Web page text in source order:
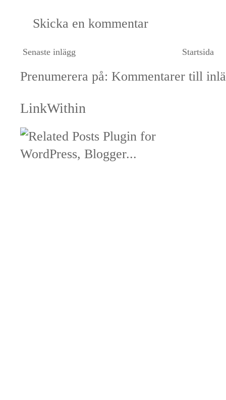
Skicka en kommentar
Senaste inlägg Startsida
Prenumerera på: Kommentarer till
LinkWithin